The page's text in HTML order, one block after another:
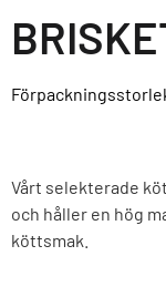
Vårt selekterade
och håller en hög
köttsmak.